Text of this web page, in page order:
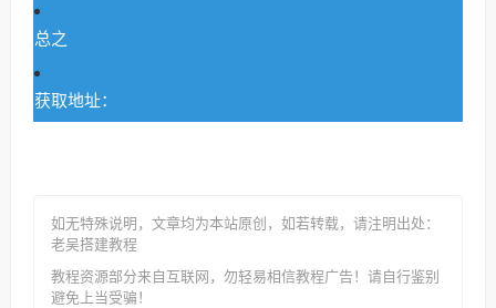
总之
获取地址：
如无特殊说明，文章均为本站原创 ，如若转载，请注明出处：
老吴搭建教程
教程资源部分来自互联网，勿轻易相信教程广告！请自行鉴别
避免上当受骗！